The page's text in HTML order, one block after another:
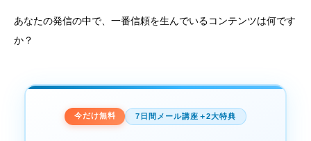
あなたの発信の中で、一番信頼を生んでいるコンテンツは何です
か？
今だけ無料 7日間メール講座＋2大特典